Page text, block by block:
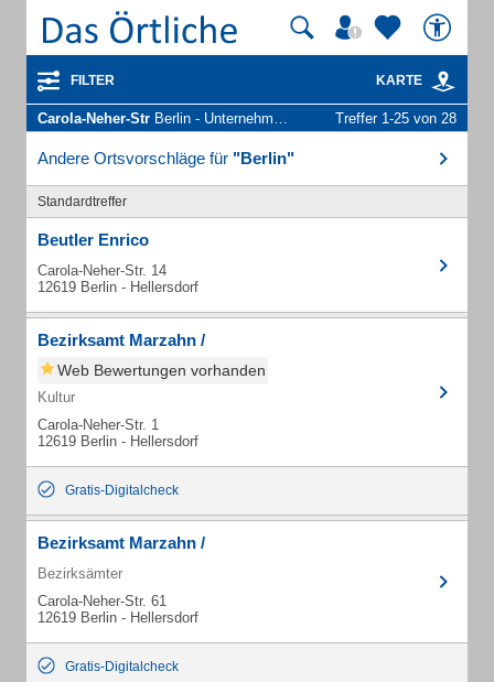
FILTER KARTE
Carola-Neher-Str Berlin - Unternehmen und Personen Treffer 1-25 von 28
Andere Ortsvorschläge für "Berlin"
Standardtreffer
Beutler Enrico
Carola-Neher-Str. 14
12619 Berlin - Hellersdorf
Bezirksamt Marzahn /
Web Bewertungen vorhanden
Kultur
Carola-Neher-Str. 1
12619 Berlin - Hellersdorf
Gratis-Digitalcheck
Bezirksamt Marzahn /
Bezirksämter
Carola-Neher-Str. 61
12619 Berlin - Hellersdorf
Gratis-Digitalcheck